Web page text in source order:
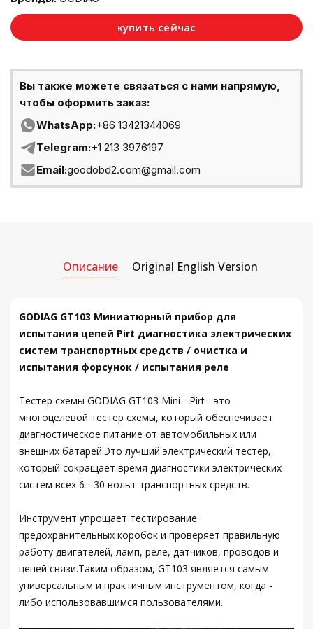
купить сейчас
Вы также можете связаться с нами напрямую,
чтобы оформить заказ:
WhatsApp:+86 13421344069
Telegram:+1 213 3976197
Email:goodobd2.com@gmail.com
Описание Original English Version
GODIAG GT103 Миниатюрный прибор для
испытания цепей Pirt диагностика электрических
систем транспортных средств / очистка и
испытания форсунок / испытания реле
Тестер схемы GODIAG GT103 Mini - Pirt - это
многоцелевой тестер схемы, который обеспечивает
диагностическое питание от автомобильных или
внешних батарей.Это лучший электрический тестер,
который сокращает время диагностики электрических
систем всех 6 - 30 вольт транспортных средств.
Инструмент упрощает тестирование
предохранительных коробок и проверяет правильную
работу двигателей, ламп, реле, датчиков, проводов и
цепей связи.Таким образом, GT103 является самым
универсальным и практичным инструментом, когда -
либо использовавшимся пользователями.